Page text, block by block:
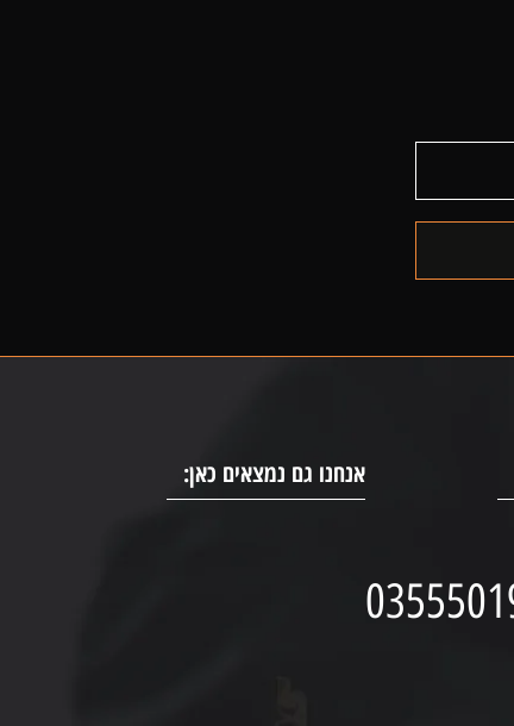
אנחנו גם נמצאים כאן: